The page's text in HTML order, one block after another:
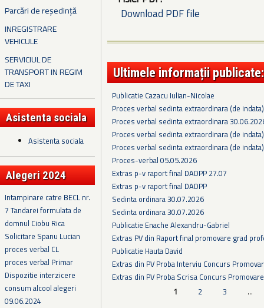
Parcări de reședință
INREGISTRARE
VEHICULE
SERVICIUL DE
TRANSPORT IN REGIM
DE TAXI
Asistenta sociala
Asistenta sociala
Alegeri 2024
Intampinare catre BECL nr.
7 Tandarei formulata de
domnul Ciobu Rica
Solicitare Spanu Lucian
proces verbal CL
proces verbal Primar
Dispozitie interzicere
consum alcool alegeri
09.06.2024
Download PDF file
Ultimele informații publicate:
Publicatie Cazacu Iulian-Nicolae
Proces verbal sedinta extraordinara (de
Proces verbal sedinta extraordinara
Proces verbal sedinta extraordinara (de
Proces verbal sedinta extraordinara (de
Proces-verbal 05.05.2026
Extras p-v raport final DADPP 27.07
Extras p-v raport final DADPP
Sedinta ordinara 30.07.2026
Sedinta ordinara 30.07.2026
Publicatie Enache Alexandru-Gabriel
Extras PV din Raport final promovare grad
Publicatie Hauta David
Extras din PV Proba Interviu Concurs
Extras din PV Proba Scrisa Concurs
1 2 3 …